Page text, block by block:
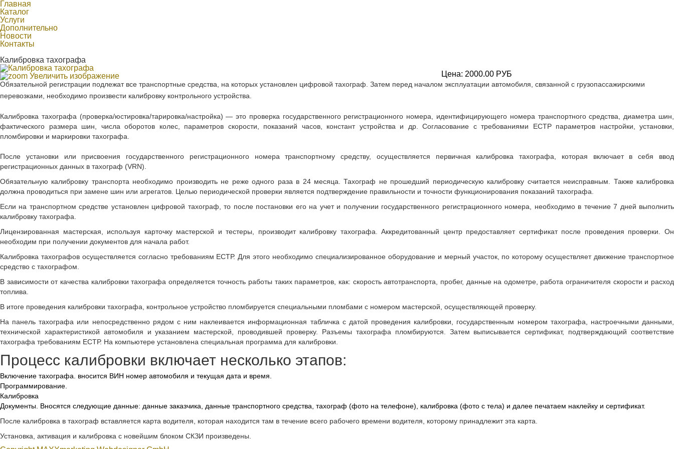
Главная
Каталог
Услуги
Дополнительно
Новости
Контакты
Калибровка тахографа
Увеличить изображение
Цена: 2000.00 РУБ
Обязательной регистрации подлежат все транспортные средства, на которых установлен цифровой тахограф. Затем перед началом эксплуатации автомобиля, связанной с грузопассажирскими
перевозками, необходимо произвести калибровку контрольного устройства.
Калибровка тахографа (проверка/юстировка/тарировка/настройка) — это проверка государственного регистрационного номера, идентифицирующего номера транспортного средства, диаметра шин,
фактического размера шин, числа оборотов колес, параметров скорости, показаний часов, констант устройства и др. Согласование с требованиями ЕСТР параметров настройки, установки,
пломбировки и маркировки тахографа.
После установки или присвоения государственного регистрационного номера транспортному средству, осуществляется первичная калибровка тахографа, которая включает в себя ввод
регистрационных данных в тахограф (VRN).
Обязательную калибровку транспорта необходимо производить не реже одного раза в 24 месяца. Тахограф не прошедший периодическую калибровку считается неисправным. Также калибровка
должна проводиться при замене шин или агрегатов. Целью периодической проверки является подтверждение правильности и точности функционирования показаний тахографа.
Если на транспортном средстве установлен цифровой тахограф, то после постановки его на учет и получении государственного регистрационного номера, необходимо в течение 7 дней выполнить
калибровку тахографа.
Лицензированная мастерская, используя карточку мастерской и тестеры, производит калибровку тахографа. Аккредитованный центр предоставляет сертификат после проведения проверки. Он
необходим при получении документов для начала работ.
Калибровка тахографов осуществляется согласно требованиям ЕСТР. Для этого необходимо специализированное оборудование и мерный участок, по которому осуществляет движение транспортное
средство с тахографом.
В зависимости от качества калибровки тахографа определяется точность работы таких параметров, как: скорость автотранспорта, пробег, данные на одометре, работа ограничителя скорости и расход
топлива.
В итоге проведения калибровки тахографа, контрольное устройство пломбируется специальными пломбами с номером мастерской, осуществляющей проверку.
На панель тахографа или непосредственно рядом с ним наклеивается информационная табличка с датой проведения калибровки, государственным номером тахографа, настроечными данными,
технической характеристикой автомобиля и указанием мастерской, проводившей проверку. Разъемы тахографа пломбируются. Затем выписывается сертификат, подтверждающий соответствие
тахографа требованиям ЕСТР. На компьютере установлена специальная программа для калибровки.
Процесс калибровки включает несколько этапов:
Включение тахографа. вносится ВИН номер автомобиля и текущая дата и время.
Программирование.
Калибровка
Документы. Вносятся следующие данные: данные заказчика, данные транспортного средства, тахограф (фото на телефоне), калибровка (фото с тела) и далее печатаем наклейку и сертификат.
После калибровка в тахограф вставляется карта водителя, которая находится там в течение всего рабочего времени водителя, которому принадлежит эта карта.
Установка, активация и калибровка с новейшим блоком СКЗИ произведены.